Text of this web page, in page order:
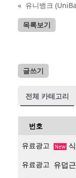
«
목록보기
글쓰기
전체 카테고리
번호
유료광고 New
유료광고 유덥